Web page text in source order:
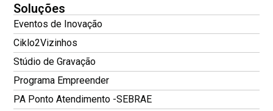
Soluções
Eventos de Inovação
Ciklo2Vizinhos
Stúdio de Gravação
Programa Empreender
PA Ponto Atendimento -SEBRAE